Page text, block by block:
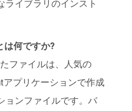
ライブラリのインスト
は何ですか?
ファイルは、人気の
プリケーションで作成
ョンファイルです。バ